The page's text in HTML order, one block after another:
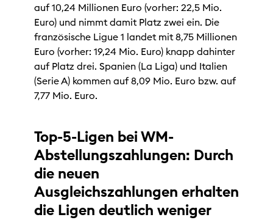
auf 10,24 Millionen Euro (vorher: 22,5 Mio.
Euro) und nimmt damit Platz zwei ein. Die
französische Ligue 1 landet mit 8,75 Millionen
Euro (vorher: 19,24 Mio. Euro) knapp dahinter
auf Platz drei. Spanien (La Liga) und Italien
(Serie A) kommen auf 8,09 Mio. Euro bzw. auf
7,77 Mio. Euro.
Top-5-Ligen bei WM-
Abstellungszahlungen: Durch
die neuen
Ausgleichszahlungen erhalten
die Ligen deutlich weniger